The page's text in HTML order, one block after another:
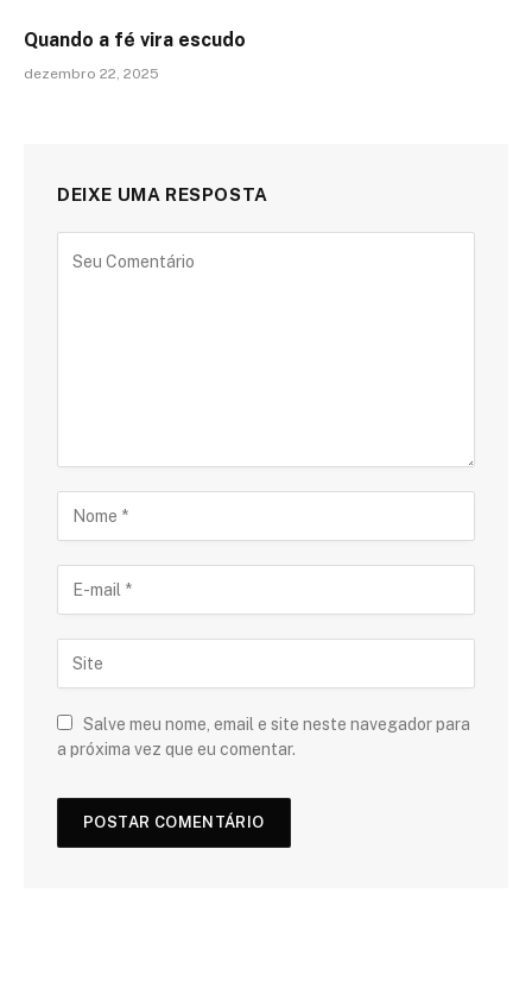
Quando a fé vira escudo
dezembro 22, 2025
DEIXE UMA RESPOSTA
Salve meu nome, email e site neste navegador para
a próxima vez que eu comentar.